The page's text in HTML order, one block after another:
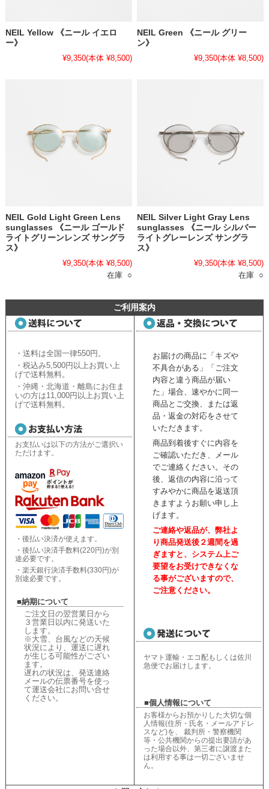
NEIL Yellow 《ニール イエロ
ー》
¥9,350(本体 ¥8,500)
NEIL Green 《ニール グリー
ン》
¥9,350(本体 ¥8,500)
NEIL Gold Light Green Lens
sunglasses 《ニール ゴールド
ライトグリーンレンズ サングラ
ス》
¥9,350(本体 ¥8,500)
在庫 ○
NEIL Silver Light Gray Lens
sunglasses 《ニール シルバー
ライトグレーレンズ サングラ
ス》
¥9,350(本体 ¥8,500)
在庫 ○
ご利用案内
・送料は全国一律550円。
・税込み5,500円以上お買い上
げで送料無料。
・沖縄・北海道・離島にお住ま
いの方は11,000円以上お買い上
げで送料無料。
お支払いは以下の方法がご選択い
ただけます。
・後払い決済が使えます。
・後払い決済手数料(220円)が別
途必要です。
・楽天銀行決済手数料(330円)が
別途必要です。
■納期について
ご注文日の翌営業日から
３営業日以内に発送いた
します。
※大雪、台風などの天候
状況により、 運送に遅れ
が生じる可能性がござい
ます。
遅れの状況は、 発送連絡
メールの伝票番号を使っ
て運送会社にお問い合せ
ください。
お届けの商品に「キズや
不具合がある」「ご注文
内容と違う商品が届い
た」場合、速やかに同一
商品とご交換、または返
品・返金の対応をさせて
いただきます。
商品到着後すぐに内容を
ご確認いただき、
メール
でご連絡ください。 その
後、返信の内容に沿って
すみやかに商品を返送頂
きますようお願い申し上
げます。
ご連絡や返品が、弊社よ
り商品発送後２週間を過
ぎますと、 システム上ご
要望をお受けできなくな
る事がございますので、
ご注意ください。
ヤマト運輸・エコ配もしくは佐川
急便でお届けします。
■個人情報について
お客様からお預かりした大切な個
人情報(住所・氏名・メールアドレ
スなど)を、 裁判所・警察機関
等・公共機関からの提出要請があ
った場合以外、第三者に譲渡また
は利用する事は一切ございませ
ん。